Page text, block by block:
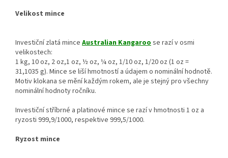
Velikost mince
Investiční zlatá mince Australian Kangaroo se razí v osmi
velikostech:
1 kg, 10 oz, 2 oz,1 oz, ½ oz, ¼ oz, 1/10 oz, 1/20 oz (1 oz =
31,1035 g). Mince se liší hmotností a údajem o nominální hodnotě.
Motiv klokana se mění každým rokem, ale je stejný pro všechny
nominální hodnoty ročníku.
Investiční stříbrné a platinové mince se razí v hmotnosti 1 oz a
ryzosti 999,9/1000, respektive 999,5/1000.
Ryzost mince